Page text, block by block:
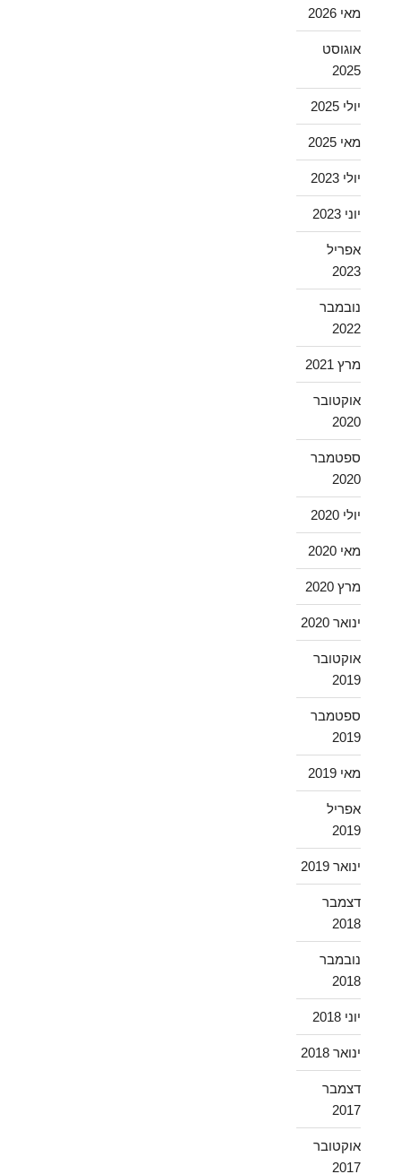
מאי 2026
אוגוסט
2025
יולי 2025
מאי 2025
יולי 2023
יוני 2023
אפריל
2023
נובמבר
2022
מרץ 2021
אוקטובר
2020
ספטמבר
2020
יולי 2020
מאי 2020
מרץ 2020
ינואר 2020
אוקטובר
2019
ספטמבר
2019
מאי 2019
אפריל
2019
ינואר 2019
דצמבר
2018
נובמבר
2018
יוני 2018
ינואר 2018
דצמבר
2017
אוקטובר
2017